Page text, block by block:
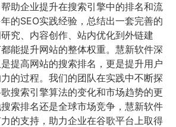
助企业提升在搜索引擎中的排名和流
的SEO实践经验，总结出一套完善的
究、内容创作、站内优化到外链建
能提升网站的整体权重。慧新软件深
提高网站的搜索排名，更是提升用户
的过程。我们的团队在实践中不断探
搜索引擎算法的变化和市场趋势的更
索排名还是全球市场竞争，慧新软件
的支持，助力企业在谷歌平台上取得